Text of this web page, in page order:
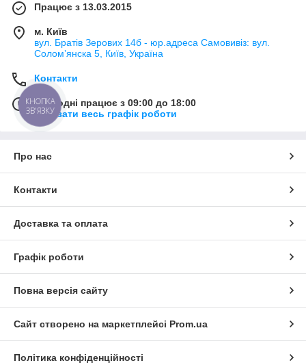
Працює з 13.03.2015
м. Київ
вул. Братів Зерових 14б - юр.адреса Самовивіз: вул.
Соломʼянска 5, Київ, Україна
Контакти
Сьогодні працює з 09:00 до 18:00
Показати весь графік роботи
Про нас
Контакти
Доставка та оплата
Графік роботи
Повна версія сайту
Сайт створено на маркетплейсі Prom.ua
Політика конфіденційності
КНОПКА
ЗВ'ЯЗКУ